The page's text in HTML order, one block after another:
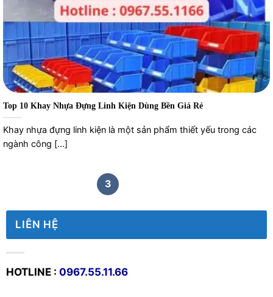
Top 10 Khay Nhựa Đựng Linh Kiện Dùng Bền Giá Rẻ
Khay nhựa đựng linh kiện là một sản phẩm thiết yếu trong các
ngành công [...]
3
LIÊN HỆ
HOTLINE : 0967.55.11.66